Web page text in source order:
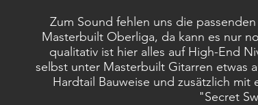
Zum Sound fehlen uns die
Masterbuilt Oberliga, da kann es nur
qualitativ ist hier alles auf High-End
selbst unter Masterbuilt Gitarren etwas
Hardtail Bauweise und zusätzlich
"Secret